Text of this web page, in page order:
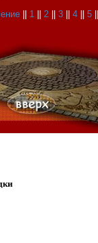
1 2 ||3 ||4 ||5